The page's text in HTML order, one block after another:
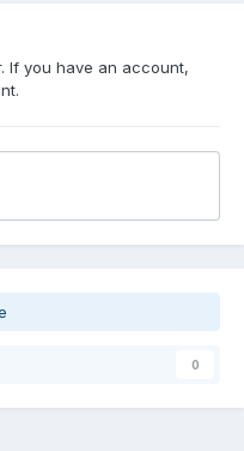
If you have an account,
0